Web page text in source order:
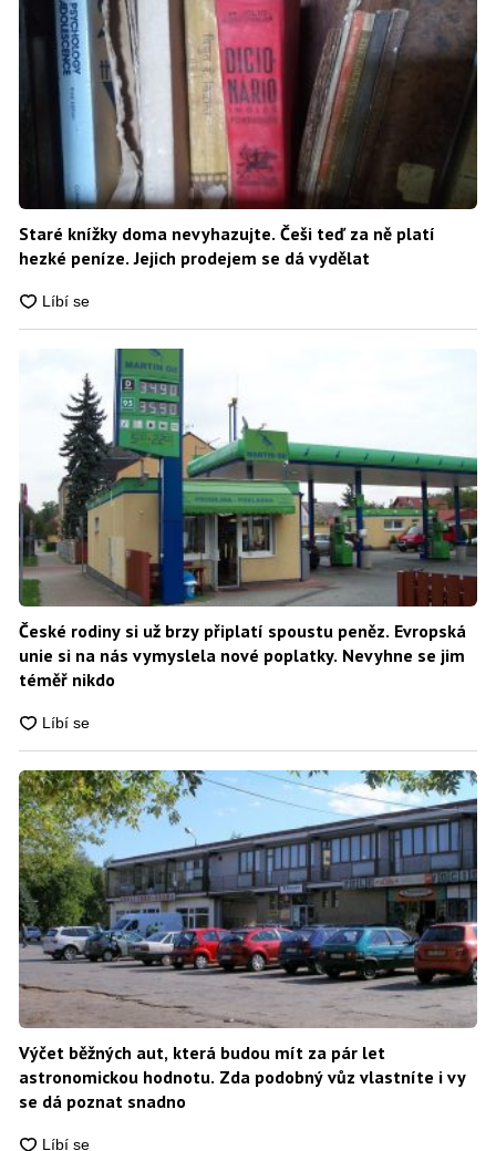
Staré knížky doma nevyhazujte. Češi teď za ně platí
hezké peníze. Jejich prodejem se dá vydělat
České rodiny si už brzy připlatí spoustu peněz. Evropská
unie si na nás vymyslela nové poplatky. Nevyhne se jim
téměř nikdo
Výčet běžných aut, která budou mít za pár let
astronomickou hodnotu. Zda podobný vůz vlastníte i vy
se dá poznat snadno